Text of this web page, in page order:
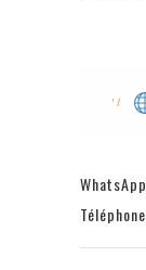
Téléphone